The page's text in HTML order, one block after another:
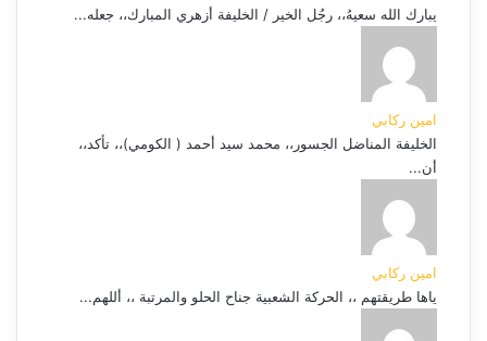
يبارك الله سعيهُ،، رجُل الخير / الخليفة أزهري المبارك،، جعله...
امين ركابي
الخليفة المناضل الجسور،، محمد سيد أحمد ( الكومي)،، تأكد،،
أن...
امين ركابي
ياها طريقتهم ،، الحركة الشعبية جناح الحلو والمرتبة ،، أللهم...